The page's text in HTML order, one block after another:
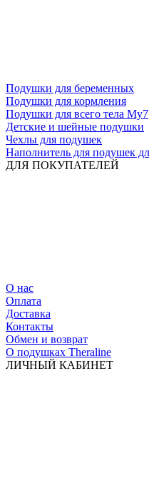
Подушки для беременных
Подушки для кормления
Подушки для всего тела My7
Детские и шейные подушки
Чехлы для подушек
Наполнитель для подушек
ДЛЯ ПОКУПАТЕЛЕЙ
О нас
Оплата
Доставка
Контакты
Обмен и возврат
О подушках Theraline
ЛИЧНЫЙ КАБИНЕТ